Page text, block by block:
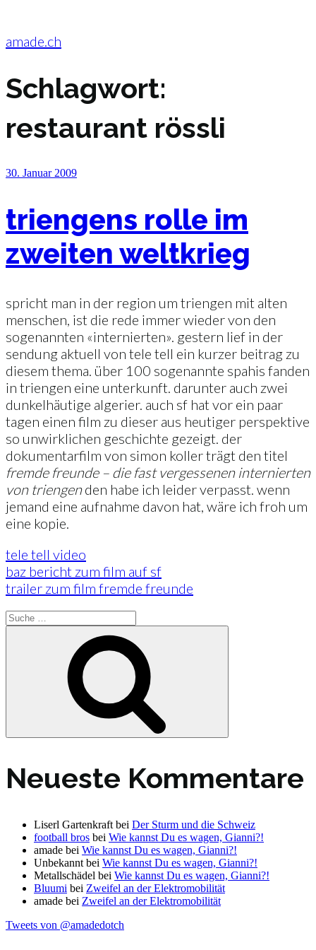
springen
amade.ch
Schlagwort:
restaurant rössli
Veröffentlicht
30. Januar 2009
triengens rolle im
zweiten weltkrieg
spricht man in der region um triengen mit alten
menschen, ist die rede immer wieder von den
sogenannten «internierten». gestern lief in der
sendung aktuell von tele tell ein kurzer beitrag zu
diesem thema. über 100 sogenannte spahis fanden
in triengen eine unterkunft. darunter auch zwei
dunkelhäutige algerier. auch sf hat vor ein paar
tagen einen film zu dieser aus heutiger perspektive
so unwirklichen geschichte gezeigt. der
dokumentarfilm von simon koller trägt den titel
fremde freunde – die fast vergessenen internierten
von triengenden habe ich leider verpasst. wenn
jemand eine aufnahme davon hat, wäre ich froh um
eine kopie.
tele tell video
baz bericht zum film auf sf
trailer zum film fremde freunde
Suche
nach:
Neueste Kommentare
Liserl Gartenkraft bei Der Sturm und die Schweiz
football bros bei Wie kannst Du es wagen, Gianni?!
amade bei Wie kannst Du es wagen, Gianni?!
Unbekannt bei Wie kannst Du es wagen, Gianni?!
Metallschädel bei Wie kannst Du es wagen, Gianni?!
Bluumi bei Zweifel an der Elektromobilität
amade bei Zweifel an der Elektromobilität
Tweets von @amadedotch